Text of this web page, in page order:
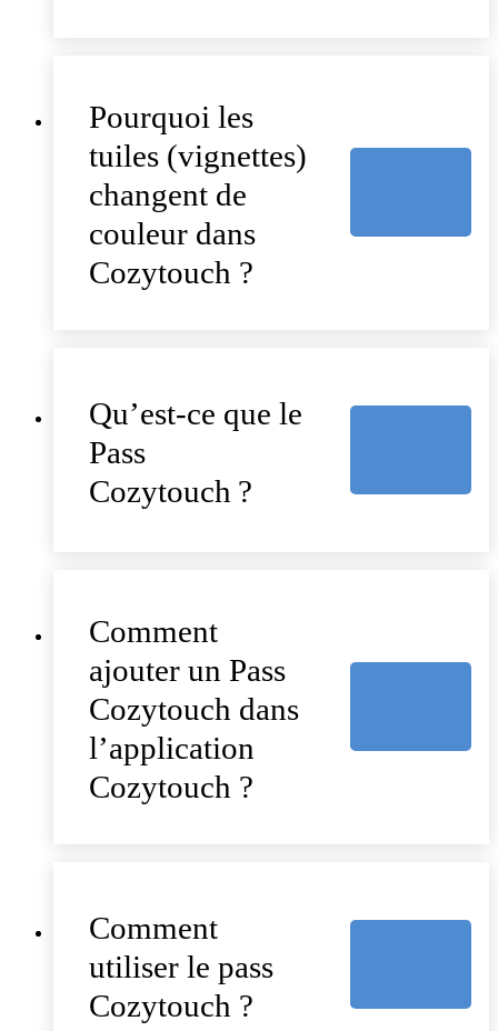
Pourquoi les
tuiles (vignettes)
changent de
couleur dans
Cozytouch ?
Qu’est-ce que le
Pass
Cozytouch ?
Comment
ajouter un Pass
Cozytouch dans
l’application
Cozytouch ?
Comment
utiliser le pass
Cozytouch ?